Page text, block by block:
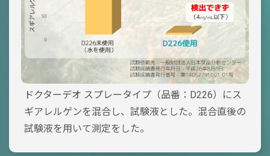
ドクターデオ スプレータイプ（品番：D226）にス
ギアレルゲンを混合し、試験液とした。混合直後の
試験液を用いて測定をした。